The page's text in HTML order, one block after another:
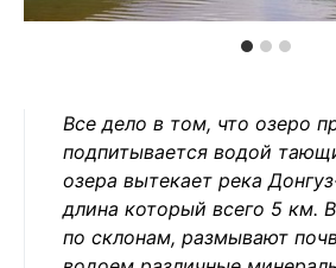
Все дело в том, что озеро
подпитывается водой
озера вытекает река
длина который всего 5 км.
по склонам, размывают